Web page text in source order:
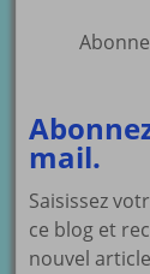
mail.
Saisissez
ce blog et
nouvel